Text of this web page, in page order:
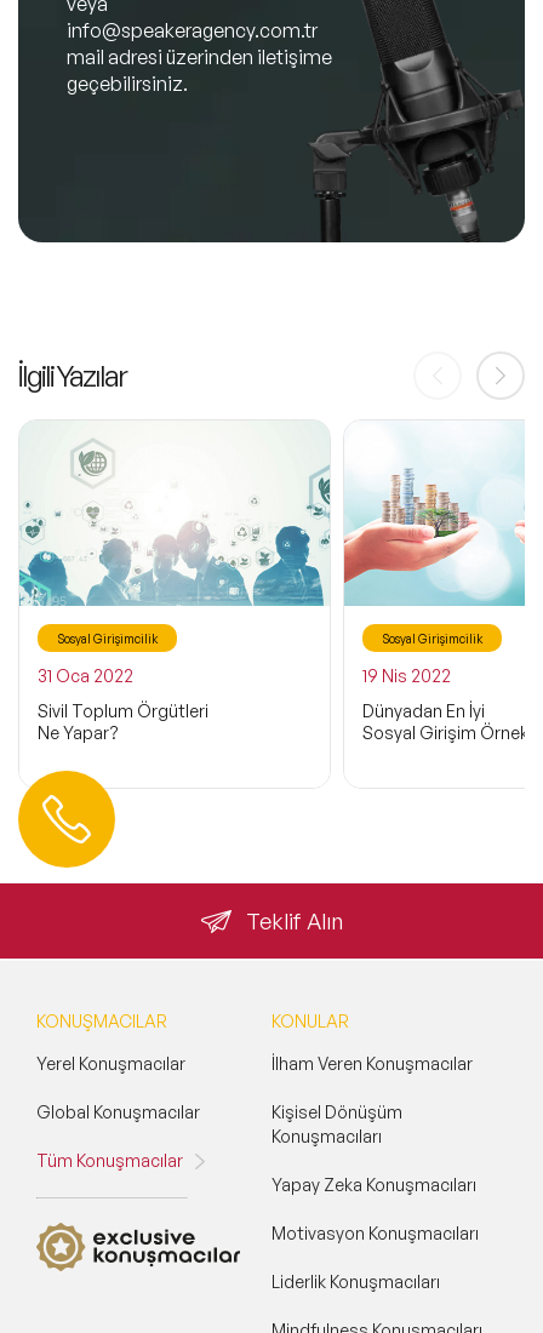
info@speakeragency.com.tr
mail adresi üzerinden iletişime
geçebilirsiniz.
İlgili Yazılar
Sosyal Girişimcilik
31 Oca 2022
Sivil Toplum Örgütleri
Ne Yapar?
Sosyal Girişimcilik
19 Nis 2022
Dünyadan En İyi
Sosyal Girişim
Teklif Alın
Hemen Ulaşın
KONUŞMACILAR
Yerel Konuşmacılar
Global Konuşmacılar
Tüm Konuşmacılar
KONULAR
İlham Veren Konuşmacılar
Kişisel Dönüşüm
Konuşmacıları
Yapay Zeka Konuşmacıları
Motivasyon Konuşmacıları
Liderlik Konuşmacıları